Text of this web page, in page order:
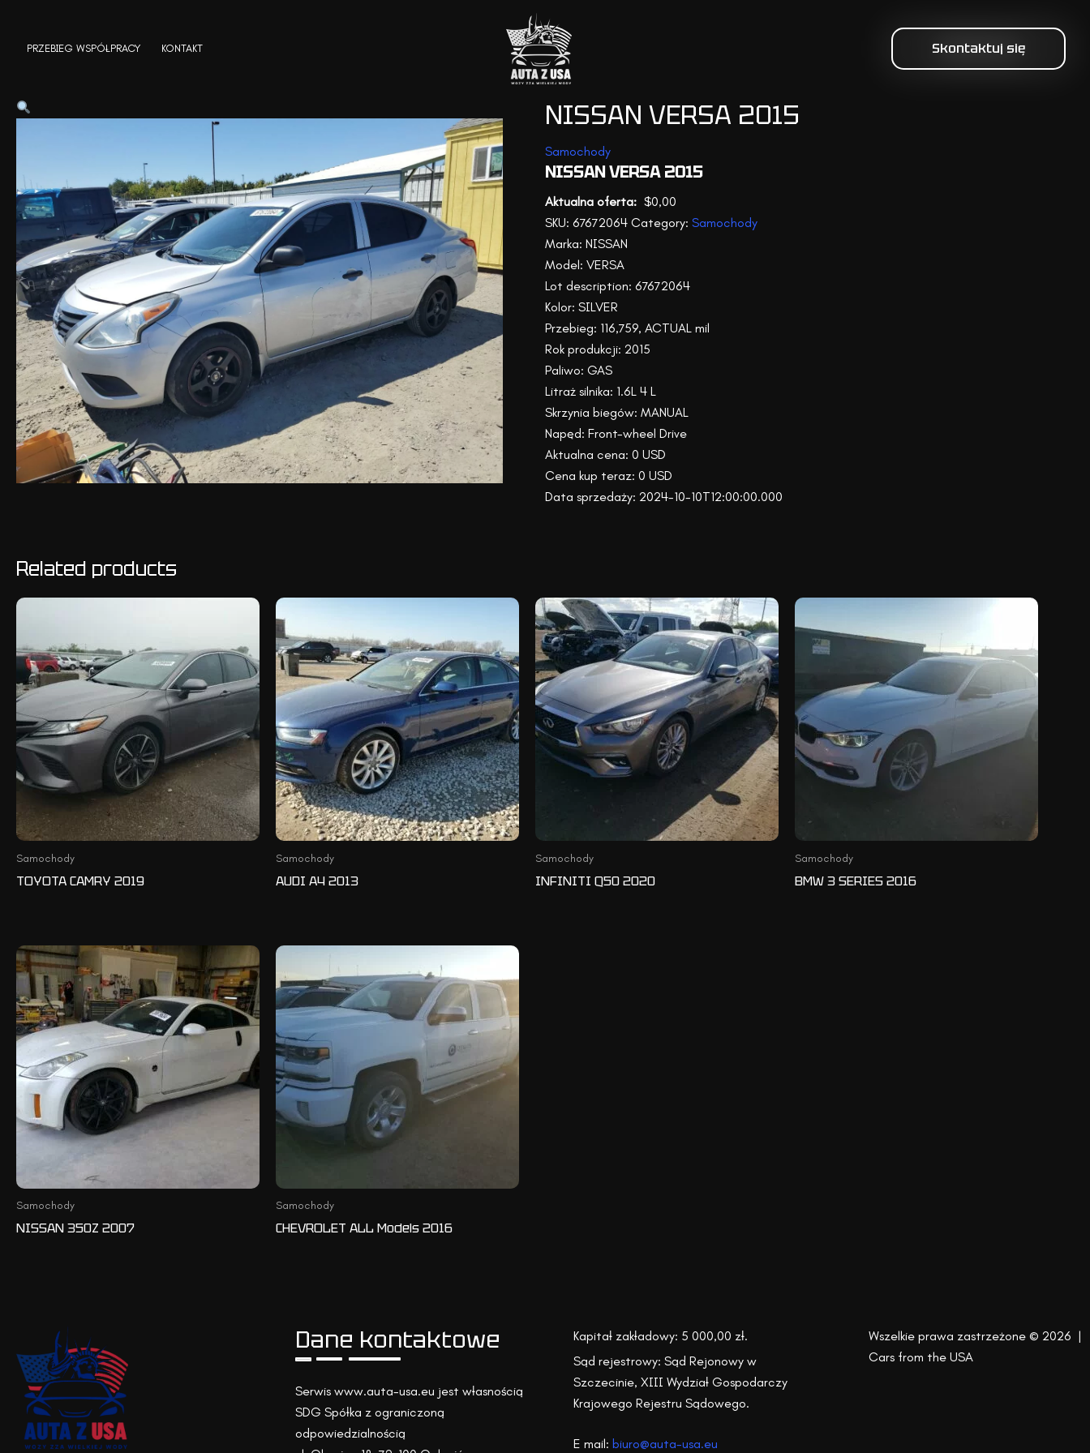
contentPRZEBIEG WSPÓŁPRACY KONTAKT Skontaktuj się
NISSAN VERSA 2015
Samochody
NISSAN VERSA 2015
$0,00
SKU: 67672064 Category: Samochody
Marka: NISSAN
Model: VERSA
Lot description: 67672064
Kolor: SILVER
Przebieg: 116,759, ACTUAL mil
Rok produkcji: 2015
Paliwo: GAS
Litraż silnika: 1.6L 4 L
Skrzynia biegów: MANUAL
Napęd: Front-wheel Drive
Aktualna cena: 0 USD
Cena kup teraz: 0 USD
Data sprzedaży: 2024-10-10T12:00:00.000
Related products
Samochody
TOYOTA CAMRY 2019
Samochody
AUDI A4 2013
Samochody
INFINITI Q50 2020
Samochody
BMW 3 SERIES 2016
Samochody
NISSAN 350Z 2007
Samochody
CHEVROLET ALL Models 2016
Dane kontaktowe
Serwis www.auta-usa.eu jest własnością
SDG Spółka z ograniczoną
odpowiedzialnością
Kapitał zakładowy: 5 000,00 zł.
Sąd rejestrowy: Sąd Rejonowy w
Szczecinie, XIII Wydział Gospodarczy
Krajowego Rejestru Sądowego.
E mail: biuro@auta-usa.eu
Wszelkie prawa zastrzeżone © 2026 |
Cars from the USA